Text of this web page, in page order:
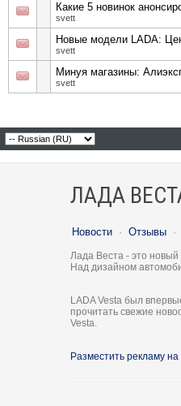
Какие 5 новинок
svett
Новые модели LADA:
svett
Минуя магазины:
svett
ЛАДА
Новости · Отзывы ·
Лада Веста - это
Над дизайном
LADA Vesta был
прочитать свежие
Vesta.
Разместить рекламу на